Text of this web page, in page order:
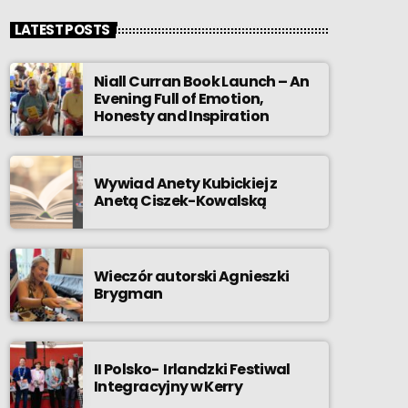
LATEST POSTS
Niall Curran Book Launch – An
Evening Full of Emotion,
Honesty and Inspiration
Wywiad Anety Kubickiej z
Anetą Ciszek-Kowalską
Wieczór autorski Agnieszki
Brygman
II Polsko- Irlandzki Festiwal
Integracyjny w Kerry